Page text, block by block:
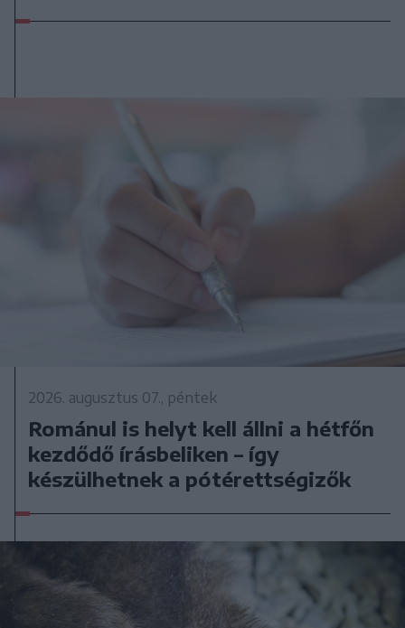
2026. augusztus 07., péntek
Románul is helyt kell állni a hétfőn
kezdődő írásbeliken – így
készülhetnek a pótérettségizők